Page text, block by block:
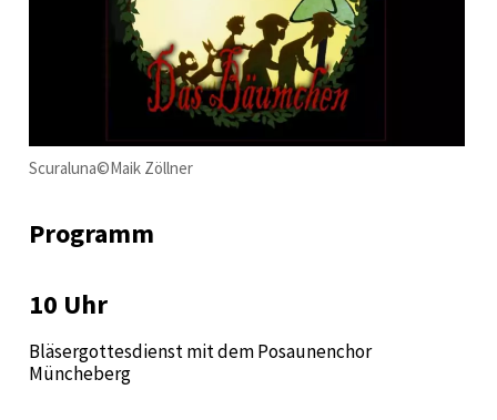
Scuraluna©Maik Zöllner
Programm
10 Uhr
Bläsergottesdienst mit dem Posaunenchor
Müncheberg